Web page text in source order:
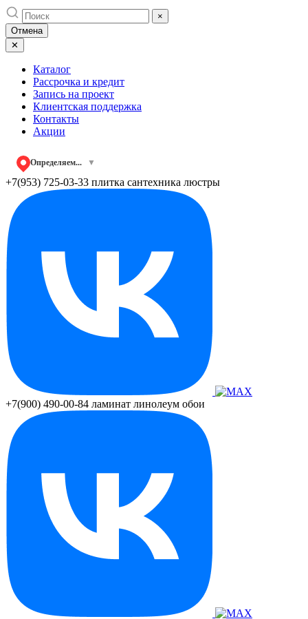
Skip
to
content
×
Отмена
✕
Каталог
Рассрочка и кредит
Запись на проект
Клиентская поддержка
Контакты
Акции
Определяем... ▼
+7(953) 725-03-33 плитка сантехника люстры
+7(900) 490-00-84 ламинат линолеум обои